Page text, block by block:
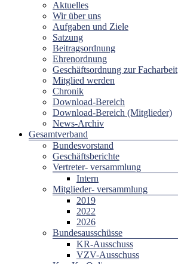
Aktuelles
Wir über uns
Aufgaben und Ziele
Satzung
Beitragsordnung
Ehrenordnung
Geschäftsordnung zur Facharbeit
Mitglied werden
Chronik
Download-Bereich
Download-Bereich (Mitglieder)
News-Archiv
Gesamtverband
Bundesvorstand
Geschäftsberichte
Vertreter- versammlung
Intern
Mitglieder- versammlung
2019
2022
2026
Bundesausschüsse
KR-Ausschuss
VZV-Ausschuss